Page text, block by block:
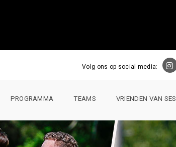
Volg ons op social media:
PROGRAMMA TEAMS VRIENDEN VAN SES